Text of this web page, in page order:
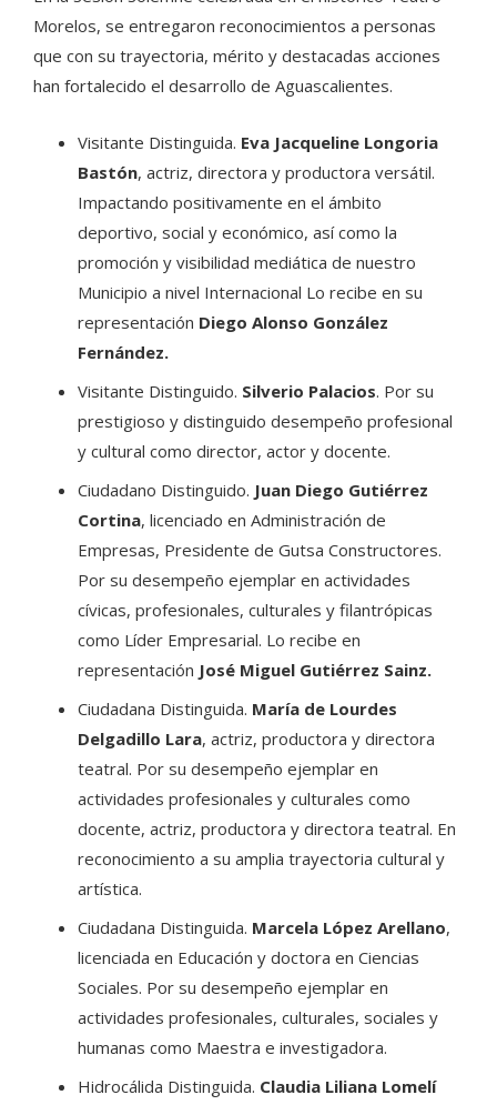
Morelos, se entregaron reconocimientos a personas
que con su trayectoria, mérito y destacadas acciones
han fortalecido el desarrollo de Aguascalientes.
Visitante Distinguida. Eva Jacqueline Longoria
Bastón, actriz, directora y productora versátil.
Impactando positivamente en el ámbito
deportivo, social y económico, así como la
promoción y visibilidad mediática de nuestro
Municipio a nivel Internacional Lo recibe en su
representación Diego Alonso González
Fernández.
Visitante Distinguido. Silverio Palacios. Por su
prestigioso y distinguido desempeño profesional
y cultural como director, actor y docente.
Ciudadano Distinguido. Juan Diego Gutiérrez
Cortina, licenciado en Administración de
Empresas, Presidente de Gutsa Constructores.
Por su desempeño ejemplar en actividades
cívicas, profesionales, culturales y filantrópicas
como Líder Empresarial. Lo recibe en
representación José Miguel Gutiérrez Sainz.
Ciudadana Distinguida. María de Lourdes
Delgadillo Lara, actriz, productora y directora
teatral. Por su desempeño ejemplar en
actividades profesionales y culturales como
docente, actriz, productora y directora teatral. En
reconocimiento a su amplia trayectoria cultural y
artística.
Ciudadana Distinguida. Marcela López Arellano,
licenciada en Educación y doctora en Ciencias
Sociales. Por su desempeño ejemplar en
actividades profesionales, culturales, sociales y
humanas como Maestra e investigadora.
Hidrocálida Distinguida. Claudia Liliana Lomelí